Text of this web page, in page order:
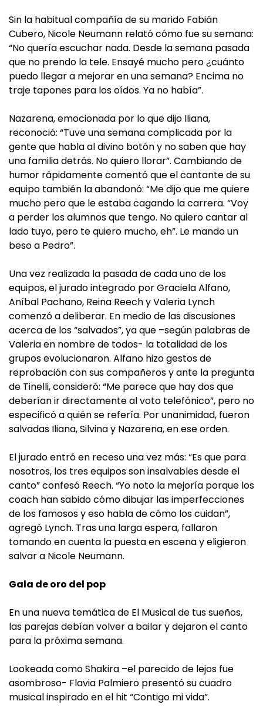
Sin la habitual compañía de su marido Fabián
Cubero, Nicole Neumann relató cómo fue su semana:
“No quería escuchar nada. Desde la semana pasada
que no prendo la tele. Ensayé mucho pero ¿cuánto
puedo llegar a mejorar en una semana? Encima no
traje tapones para los oídos. Ya no había”.
Nazarena, emocionada por lo que dijo Iliana,
reconoció: “Tuve una semana complicada por la
gente que habla al divino botón y no saben que hay
una familia detrás. No quiero llorar”. Cambiando de
humor rápidamente comentó que el cantante de su
equipo también la abandonó: “Me dijo que me quiere
mucho pero que le estaba cagando la carrera. “Voy
a perder los alumnos que tengo. No quiero cantar al
lado tuyo, pero te quiero mucho, eh”. Le mando un
beso a Pedro”.
Una vez realizada la pasada de cada uno de los
equipos, el jurado integrado por Graciela Alfano,
Aníbal Pachano, Reina Reech y Valeria Lynch
comenzó a deliberar. En medio de las discusiones
acerca de los “salvados”, ya que –según palabras de
Valeria en nombre de todos- la totalidad de los
grupos evolucionaron. Alfano hizo gestos de
reprobación con sus compañeros y ante la pregunta
de Tinelli, consideró: “Me parece que hay dos que
deberían ir directamente al voto telefónico”, pero no
especificó a quién se refería. Por unanimidad, fueron
salvadas Iliana, Silvina y Nazarena, en ese orden.
El jurado entró en receso una vez más: “Es que para
nosotros, los tres equipos son insalvables desde el
canto” confesó Reech. “Yo noto la mejoría porque los
coach han sabido cómo dibujar las imperfecciones
de los famosos y eso habla de cómo los cuidan”,
agregó Lynch. Tras una larga espera, fallaron
tomando en cuenta la puesta en escena y eligieron
salvar a Nicole Neumann.
Gala de oro del pop
En una nueva temática de El Musical de tus sueños,
las parejas debían volver a bailar y dejaron el canto
para la próxima semana.
Lookeada como Shakira –el parecido de lejos fue
asombroso- Flavia Palmiero presentó su cuadro
musical inspirado en el hit “Contigo mi vida”.